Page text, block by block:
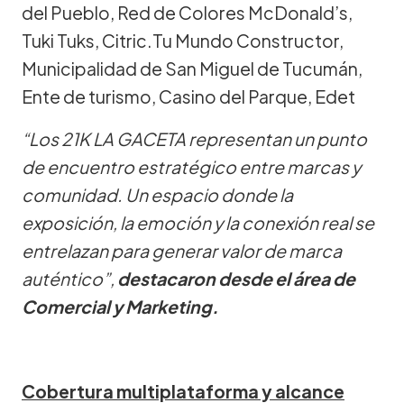
del Pueblo, Red de Colores McDonald’s,
Tuki Tuks, Citric.Tu Mundo Constructor,
Municipalidad de San Miguel de Tucumán,
Ente de turismo, Casino del Parque, Edet
“Los 21K LA GACETA representan un punto
de encuentro estratégico entre marcas y
comunidad. Un espacio donde la
exposición, la emoción y la conexión real se
entrelazan para generar valor de marca
auténtico”, destacaron desde el área de
Comercial y Marketing.
Cobertura multiplataforma y alcance